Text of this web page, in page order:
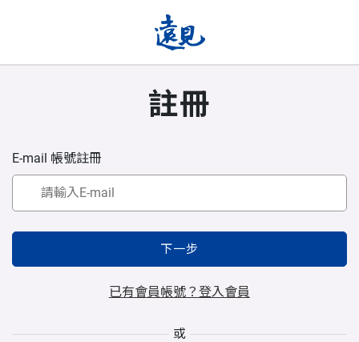
註冊
E-mail 帳號註冊
下一步
已有會員帳號？登入會員
或